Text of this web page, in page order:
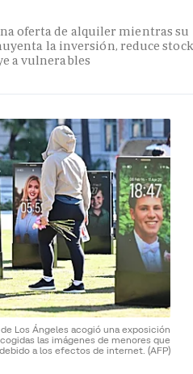
oferta de alquiler mientras su
la inversión, reduce
a vulnerables
Los Ángeles acogió una exposición
las imágenes de menores que
a los efectos de internet. (AFP)